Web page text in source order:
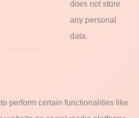
does not store
any personal
data.
perform certain functionalities like